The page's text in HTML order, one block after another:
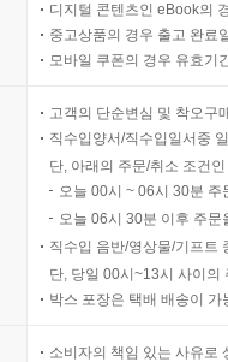
디지털 콘텐츠인 eBook의
중고상품의 경우 출고 완료
모바일 쿠폰의 경우 유효기
고객의 단순변심 및 착오구
직수입양서/직수입일서중
단, 아래의 주문/취소 조건
오늘 00시 ~ 06시 30분
오늘 06시 30분 이후 주
직수입 음반/영상물/기프트
단, 당일 00시~13시 사이의
박스 포장은 택배 배송이
소비자의 책임 있는 사유로